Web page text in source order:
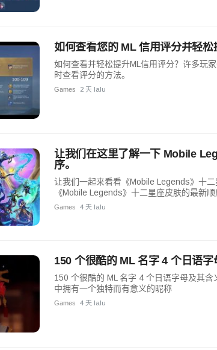
如何查看您的 ML 信用评分并轻松
如何查看并轻松提升ML信用评分？许多玩
时查看评分的方法。
Games 2 天 lalu
让我们在这里了解一下 Mobile
序。
让我们一起来看看《Mobile Legends》十
《Mobile Legends》十二星座皮肤的最新
Games 4 天 lalu
150 个很酷的 ML 名字 4 个日语字
150 个很酷的 ML 名字 4 个日语字母及其
中拥有一个独特而有意义的昵称
Games 4 天 lalu